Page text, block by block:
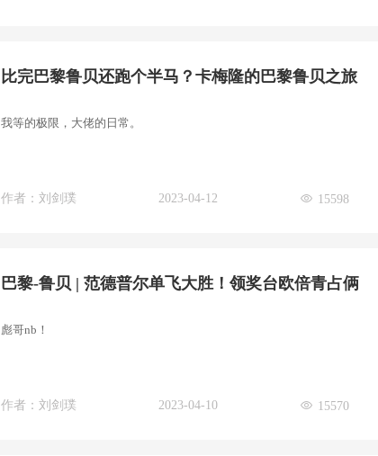
比完巴黎鲁贝还跑个半马？卡梅隆的巴黎鲁贝之旅
我等的极限，大佬的日常。
作者：刘剑璞 2023-04-12 15598
巴黎-鲁贝 | 范德普尔单飞大胜！领奖台欧倍青占俩
彪哥nb！
作者：刘剑璞 2023-04-10 15570